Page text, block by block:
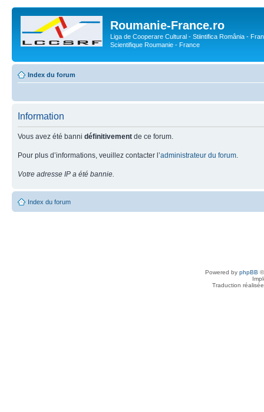
Roumanie-France.ro
Liga de Cooperare Cultural - Stiintifica România -
Scientifique Roumanie - France
Index du forum
Information
Vous avez été banni définitivement de ce forum.
Pour plus d’informations, veuillez contacter l’administrateur du forum
Votre adresse IP a été bannie.
Index du forum
Powered by phpBB
Traduction